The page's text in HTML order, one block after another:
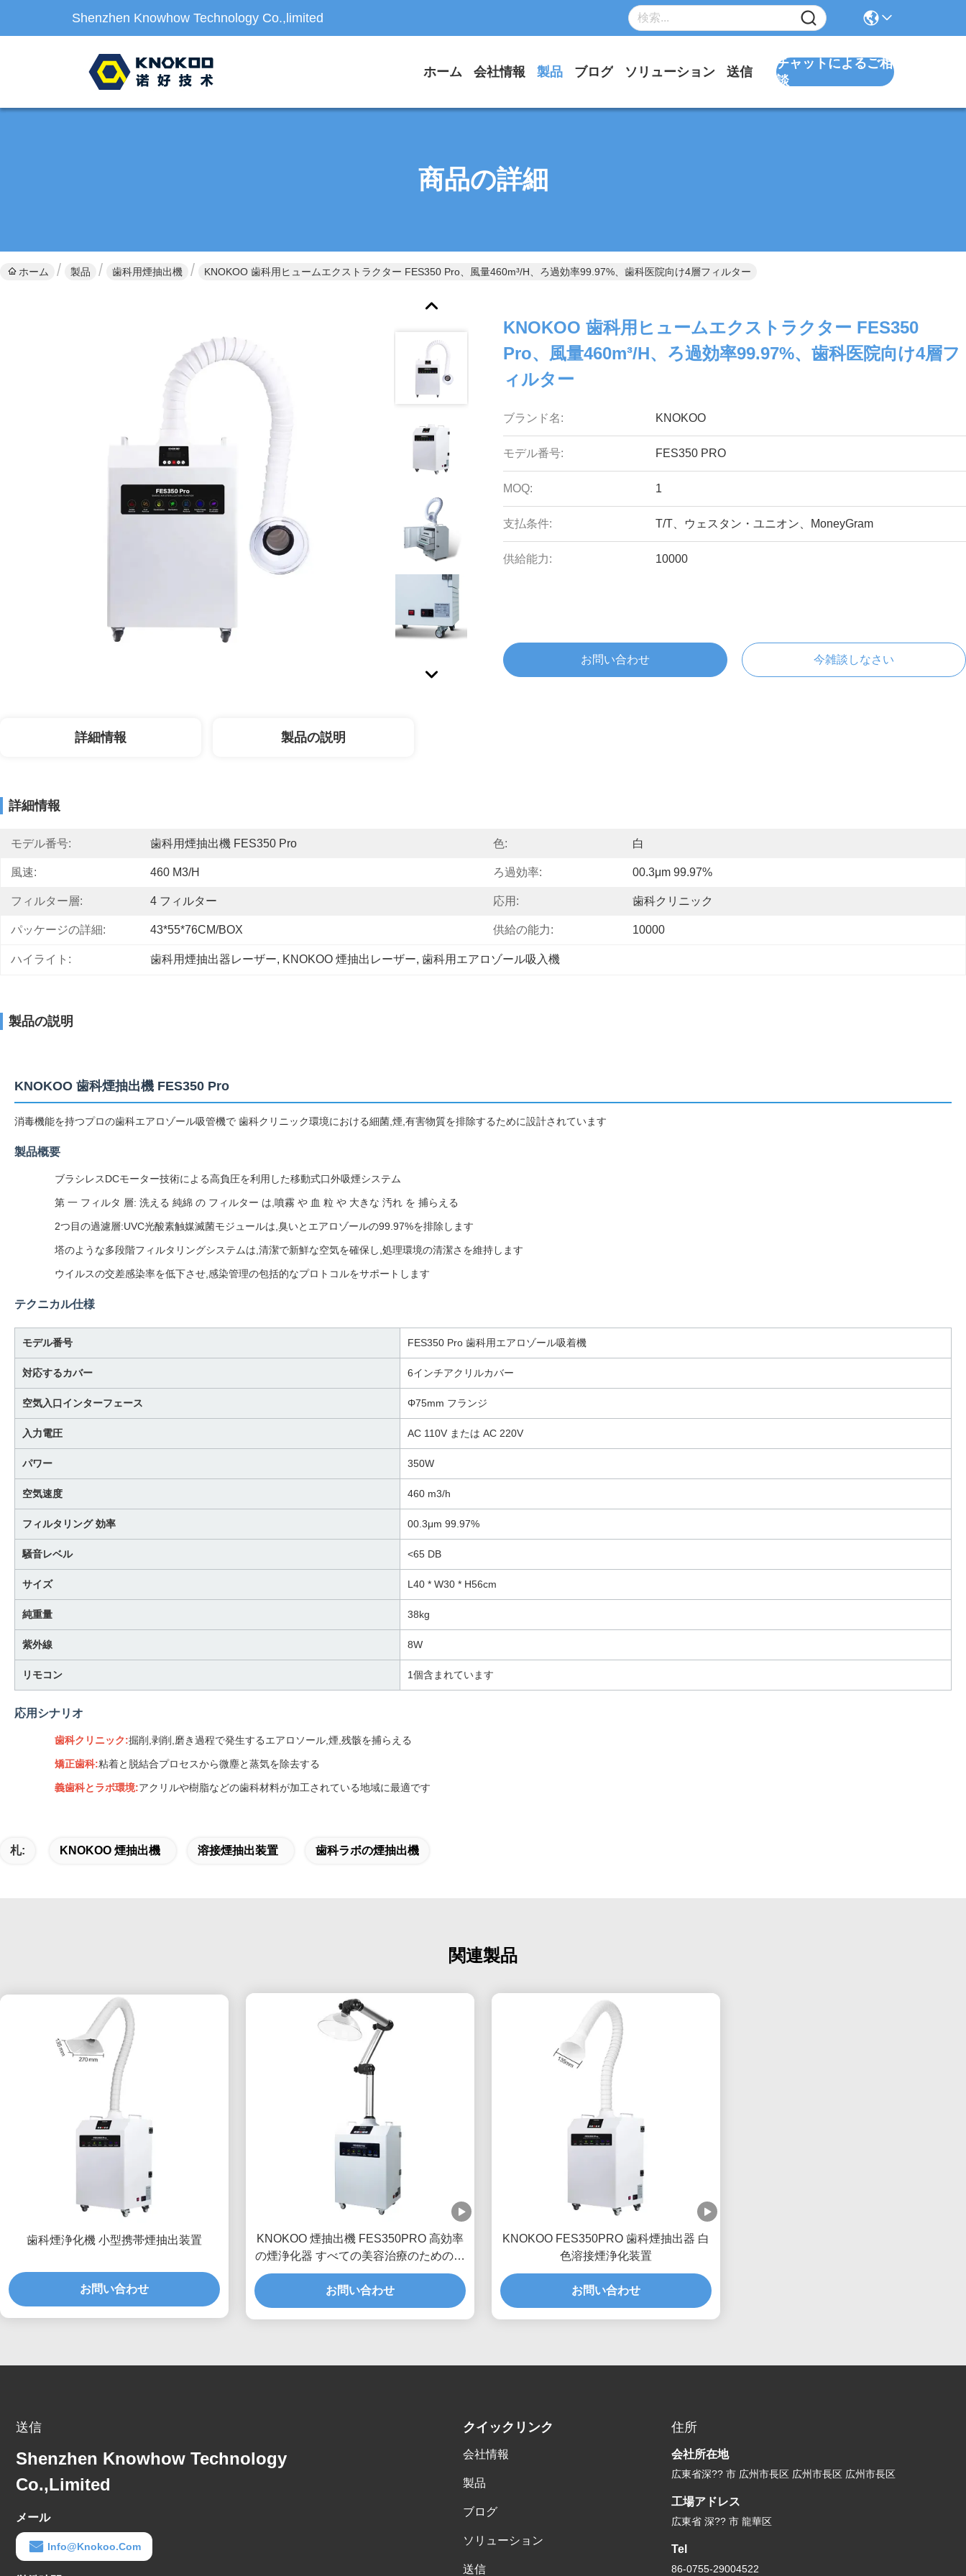
Shenzhen Knowhow Technology Co.,limited
ホーム 会社情報 製品 ブログ ソリューション 送信
チャットによるご相
談
商品の詳細
ホーム 製品 歯科用煙抽出機 KNOKOO 歯科用ヒュームエクストラクター FES350 Pro、風量460m³/h、ろ過効率99.97%、歯科医院向け4層フィルター
KNOKOO 歯科用ヒュームエクストラクター FES350
Pro、風量460m³/h、ろ過効率99.97%、歯科医院向け4層フ
ィルター
ブランド名: KNOKOO
モデル番号: FES350 PRO
MOQ: 1
支払条件: T/T、ウェスタン・ユニオン、MoneyGram
供給能力: 10000
お問い合わせ 今雑談しなさい
詳細情報 製品の説明
詳細情報
モデル番号: 歯科用煙抽出機 FES350 Pro 色: 白
風速: 460 M3/h ろ過効率: 00.3μm 99.97%
フィルター層: 4 フィルター 応用: 歯科クリニック
パッケージの詳細: 43*55*76CM/BOX 供給の能力: 10000
ハイライト: 歯科用煙抽出器レーザー, KNOKOO 煙抽出レーザー, 歯科用エアロゾール吸入機
製品の説明
KNOKOO 歯科煙抽出機 FES350 Pro
消毒機能を持つプロの歯科エアロゾール吸管機で 歯科クリニック環境における細菌,煙,有害物質を排除するために設計されています
製品概要
ブラシレスDCモーター技術による高負圧を利用した移動式口外吸煙システム
第 一 フィルタ 層: 洗える 純綿 の フィルター は,噴霧 や 血 粒 や 大きな 汚れ を 捕らえる
2つ目の過濾層:UVC光酸素触媒滅菌モジュールは,臭いとエアロゾールの99.97%を排除します
塔のような多段階フィルタリングシステムは,清潔で新鮮な空気を確保し,処理環境の清潔さを維持します
ウイルスの交差感染率を低下させ,感染管理の包括的なプロトコルをサポートします
テクニカル仕様
モデル番号 FES350 Pro 歯科用エアロゾール吸着機
対応するカバー 6インチアクリルカバー
空気入口インターフェース Φ75mm フランジ
入力電圧 AC 110V または AC 220V
パワー 350W
空気速度 460 m3/h
フィルタリング 効率 00.3μm 99.97%
騒音レベル <65 DB
サイズ L40 * W30 * H56cm
純重量 38kg
紫外線 8W
リモコン 1個含まれています
応用シナリオ
歯科クリニック:掘削,剥削,磨き過程で発生するエアロソール,煙,残骸を捕らえる
矯正歯科:粘着と脱結合プロセスから微塵と蒸気を除去する
義歯科とラボ環境:アクリルや樹脂などの歯科材料が加工されている地域に最適です
札: KNOKOO 煙抽出機 溶接煙抽出装置 歯科ラボの煙抽出機
関連製品
歯科煙浄化機 小型携帯煙抽出装置
お問い合わせ
KNOKOO 煙抽出機 FES350PRO 高効率
の煙浄化器 すべての美容治療のためのレ
ーザー,マイクロニードリング
お問い合わせ
KNOKOO FES350PRO 歯科煙抽出器 白
色溶接煙浄化装置
お問い合わせ
送信
Shenzhen Knowhow Technology
Co.,limited
メール
Info@knokoo.com
クイックリンク
会社情報
製品
ブログ
ソリューション
送信
住所
会社所在地
広東省深?? 市 広州市長区 広州市長区 広州市長区
工場アドレス
広東省 深?? 市 龍華区
Tel
86-0755-29004522